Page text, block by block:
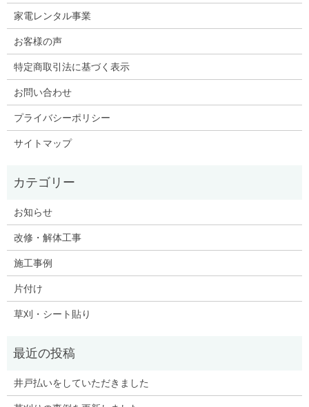
家電レンタル事業
お客様の声
特定商取引法に基づく表示
お問い合わせ
プライバシーポリシー
サイトマップ
お知らせ
改修・解体工事
施工事例
片付け
草刈・シート貼り
井戸払いをしていただきました